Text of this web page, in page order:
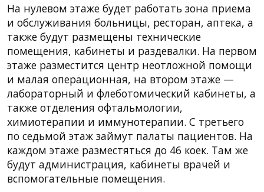
На нулевом этаже будет работать зона приема
и обслуживания больницы, ресторан, аптека, а
также будут размещены технические
помещения, кабинеты и раздевалки. На первом
этаже разместится центр неотложной помощи
и малая операционная, на втором этаже —
лабораторный и флеботомический кабинеты, а
также отделения офтальмологии,
химиотерапии и иммунотерапии. С третьего
по седьмой этаж займут палаты пациентов. На
каждом этаже разместяться до 46 коек. Там же
будут администрация, кабинеты врачей и
вспомогательные помещения.